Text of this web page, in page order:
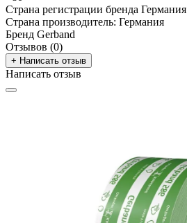
Страна регистрации бренда Германия
Страна производитель: Германия
Бренд Gerband
Отзывов (0)
+ Написать отзыв
Написать отзыв